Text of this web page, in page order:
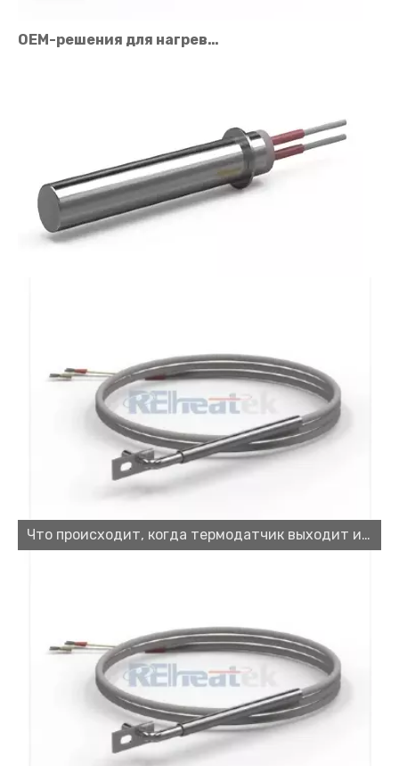
Что происходит, когда термодатчик выходит из строя?